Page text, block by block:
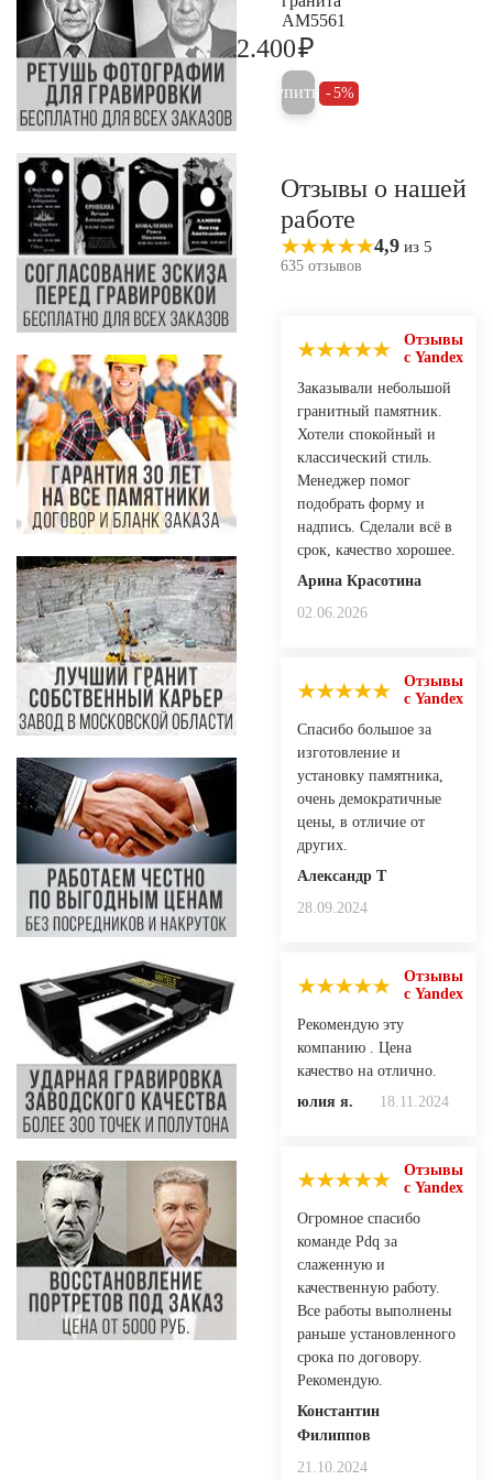
AM5561
2.400₽
Купить 5%
Отзывы о нашей
работе
4,9 из 5
635 отзывов
Отзывы
с Yandex
Заказывали небольшой
гранитный памятник.
Хотели спокойный и
классический стиль.
Менеджер помог
подобрать форму и
надпись. Сделали всё в
срок, качество хорошее.
Арина Красотина
02.06.2026
Отзывы
с Yandex
Спасибо большое за
изготовление и
установку памятника,
очень демократичные
цены, в отличие от
других.
Александр Т
28.09.2024
Отзывы
с Yandex
Рекомендую эту
компанию . Цена
качество на отлично.
юлия я.
18.11.2024
Отзывы
с Yandex
Огромное спасибо
команде Pdq за
слаженную и
качественную работу.
Все работы выполнены
раньше установленного
срока по договору.
Рекомендую.
Константин
Филиппов
21.10.2024